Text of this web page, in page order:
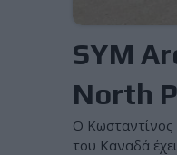
SYM
North
Ο Κωσταντίνος
του Καναδά